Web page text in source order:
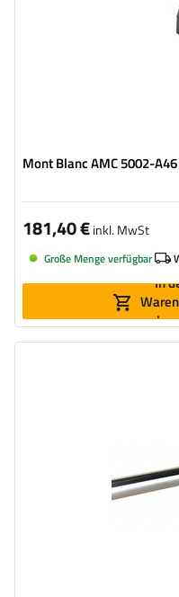
Mont Blanc AMC 5002-
181,40 €inkl. MwSt
Große Menge verfügbar
In